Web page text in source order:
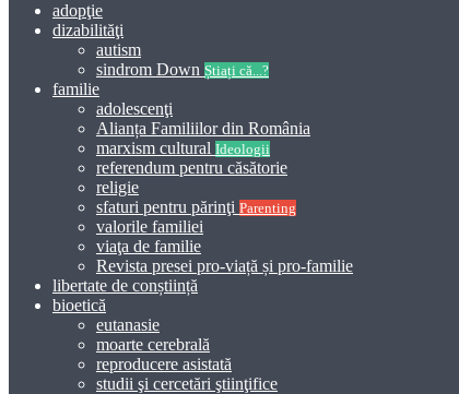
adopţie
dizabilităţi
autism
sindrom Down Știați că...?
familie
adolescenţi
Alianța Familiilor din România
marxism cultural Ideologii
referendum pentru căsătorie
religie
sfaturi pentru părinţi Parenting
valorile familiei
viaţa de familie
Revista presei pro-viață și pro-familie
libertate de conștiință
bioetică
eutanasie
moarte cerebrală
reproducere asistată
studii şi cercetări ştiinţifice